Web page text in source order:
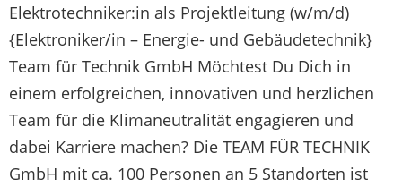
Elektrotechniker:in als Projektleitung (w/m/d)
{Elektroniker/in – Energie- und Gebäudetechnik}
Team für Technik GmbH Möchtest Du Dich in
einem erfolgreichen, innovativen und herzlichen
Team für die Klimaneutralität engagieren und
dabei Karriere machen? Die TEAM FÜR TECHNIK
GmbH mit ca. 100 Personen an 5 Standorten ist